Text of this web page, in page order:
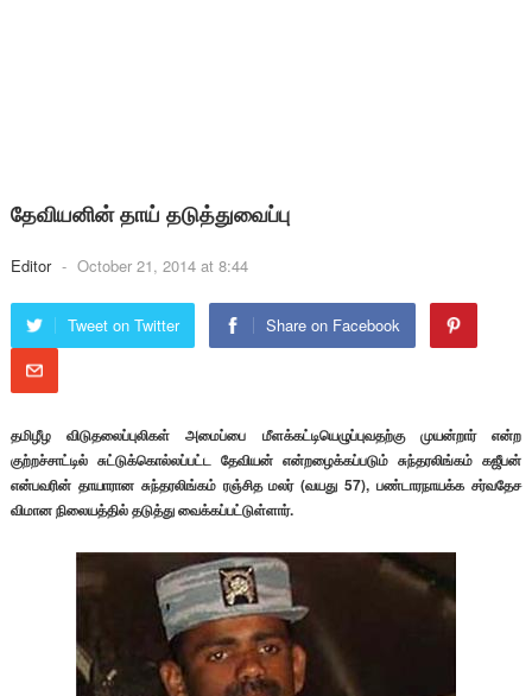
தேவியனின் தாய் தடுத்துவைப்பு
Editor - October 21, 2014 at 8:44
Tweet on Twitter Share on Facebook
தமிழீழ விடுதலைப்புலிகள் அமைப்பை மீளக்கட்டியெழுப்புவதற்கு முயன்றார் என்ற
குற்றச்சாட்டில் சுட்டுக்கொல்லப்பட்ட தேவியன் என்றழைக்கப்படும் சுந்தரலிங்கம் கஜீபன்
என்பவரின் தாயாரான சுந்தரலிங்கம் ரஞ்சித மலர் (வயது 57), பண்டாரநாயக்க சர்வதேச
விமான நிலையத்தில் தடுத்து வைக்கப்பட்டுள்ளார்.